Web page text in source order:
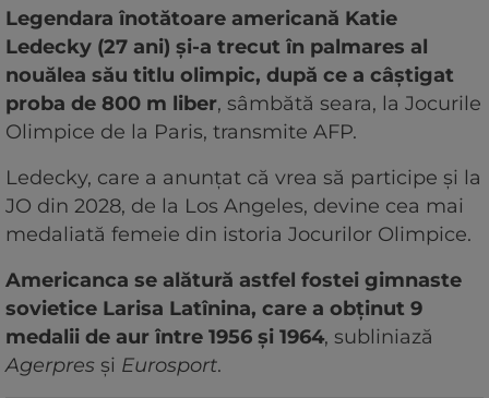
Legendara înotătoare americană Katie
Ledecky (27 ani) şi-a trecut în palmares al
nouălea său titlu olimpic, după ce a câştigat
proba de 800 m liber, sâmbătă seara, la Jocurile
Olimpice de la Paris, transmite AFP.
Ledecky, care a anunţat că vrea să participe şi la
JO din 2028, de la Los Angeles, devine cea mai
medaliată femeie din istoria Jocurilor Olimpice.
Americanca se alătură astfel fostei gimnaste
sovietice Larisa Latînina, care a obţinut 9
medalii de aur între 1956 şi 1964, subliniază
Agerpres și Eurosport.